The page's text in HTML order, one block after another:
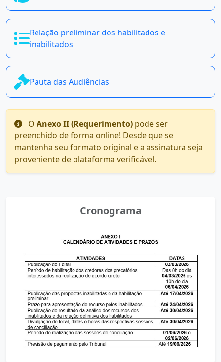
Relação preliminar dos habilitados e
inabilitados
Pauta das Audiências
O Anexo II (Requerimento) pode ser
preenchido de forma online! Desde que se
mantenha seu formato original e a assinatura seja
proveniente de plataforma verificável.
Cronograma